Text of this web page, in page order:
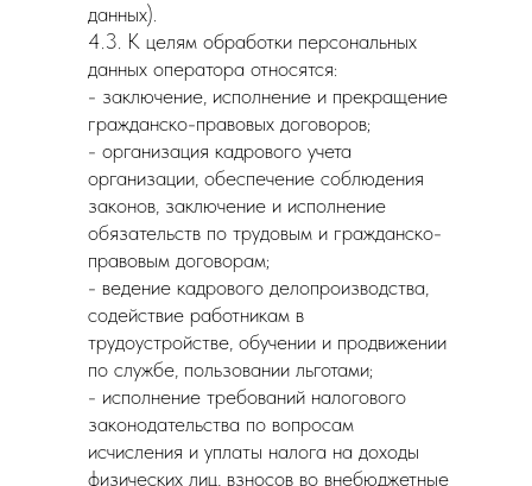
данных).
4.3. К целям обработки персональных
данных оператора относятся:
- заключение, исполнение и прекращение
гражданско-правовых договоров;
- организация кадрового учета
организации, обеспечение соблюдения
законов, заключение и исполнение
обязательств по трудовым и гражданско-
правовым договорам;
- ведение кадрового делопроизводства,
содействие работникам в
трудоустройстве, обучении и продвижении
по службе, пользовании льготами;
- исполнение требований налогового
законодательства по вопросам
исчисления и уплаты налога на доходы
физических лиц, взносов во внебюджетные